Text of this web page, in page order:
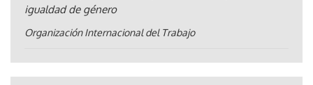
igualdad de género
Organización Internacional del Trabajo